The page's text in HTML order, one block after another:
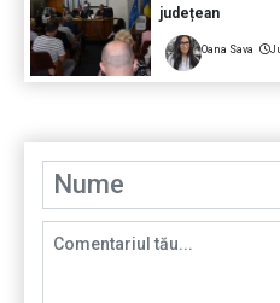
județean
Oana Sava